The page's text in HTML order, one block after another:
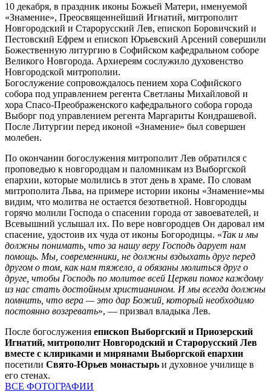
10 декабря, в праздник иконы Божьей Матери, именуемой
«Знамение», Преосвященнейший Игнатий, митрополит
Новгородский и Старорусский Лев, епископ Боровичский и
Пестовский Ефрем и епископ Юрьевский Арсений совершили
Божественную литургию в Софийском кафедральном соборе
Великого Новгорода. Архиереям сослужило духовенство
Новгородской митрополии.
Богослужение сопровождалось пением хора Софийского
собора под управлением регента Светланы Михайловой и
хора Спасо-Преображенского кафедрального собора города
Выборг под управлением регента Маргариты Кондрашевой.
После Литургии перед иконой «Знамение» был совершен
молебен.
По окончании богослужения митрополит Лев обратился с
проповедью к новгородцам и паломникам из Выборгской
епархии, которые молились в этот день в храме. По словам
митрополита Льва, на примере истории иконы «Знамение»мы
видим, что молитва не остается безответной. Новгородцы
горячо молили Господа о спасении города от завоевателей, и
Всевышний услышал их. По вере новгородцев Он даровал им
спасение, удостоив их чуда от иконы Богородицы. «Так и мы
должны понимать, что за нашу веру Господь дарует нам
помощь. Мы, современники, не должны вздыхать друг перед
другом о том, как нам тяжело, а обязаны молиться друг о
друге, чтобы Господь по молитве всей Церкви помог каждому
из нас стать достойным христианином. И мы всегда должны
помнить, что вера — это дар Божий, который необходимо
постоянно возгревать», — призвал владыка Лев.
После богослужения епископ Выборгский и Приозерский
Игнатий, митрополит Новгородский и Старорусский Лев
вместе с клириками и мирянами Выборгской епархии
посетили Свято-Юрьев монастырь и духовное училище в
его стенах.
ВСЕ ФОТОГРАФИИ